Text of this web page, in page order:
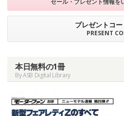
プレゼントコ
PRESENT
本日無料の1冊
By ASB Digital Library